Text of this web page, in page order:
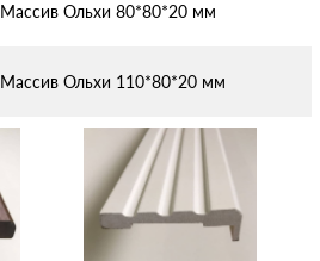
Массив Ольхи 80*80*20 мм
Массив Ольхи 110*80*20 мм